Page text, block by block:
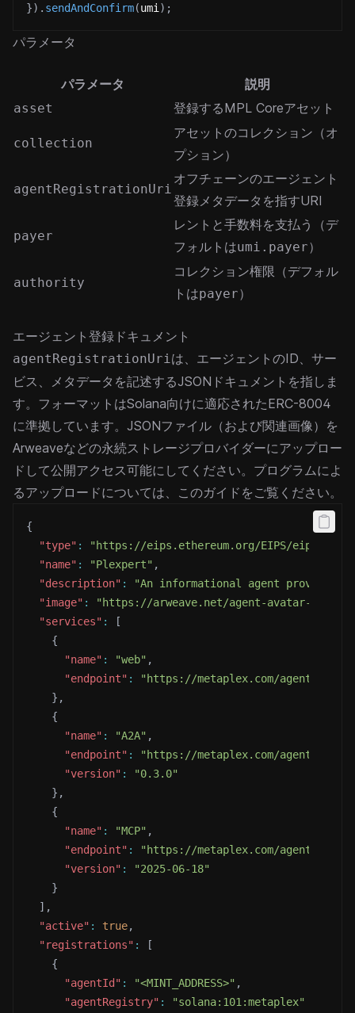
}) . sendAndConfirm(umi ) ;
パラメータ
パラメータ 説明
asset 登録するMPL Coreアセット
collection
アセットのコレクション（オ
プション）
agentRegistrationUri
オフチェーンのエージェント
登録メタデータを指すURI
payer
レントと手数料を支払う（デ
フォルトはumi.payer）
authority
コレクション権限（デフォル
トはpayer）
エージェント登録ドキュメント
agentRegistrationUriは、エージェントのID、サー
ビス、メタデータを記述するJSONドキュメントを指しま
す。フォーマットはSolana向けに適応されたERC-8004
に準拠しています。JSONファイル（および関連画像）を
Arweaveなどの永続ストレージプロバイダーにアップロー
ドして公開アクセス可能にしてください。プログラムによ
るアップロードについては、このガイド をご覧ください。
{
"type" :
"https://eips.ethereum.org/EIPS/eip-
"name" : "Plexpert" ,
"description" :
"An informational agent
"image" :
"https://arweave.net/agent-avatar-tx-
"services" :
[
{
"name" : "web" ,
"endpoint" :
"https://metaplex.com/agent/
} ,
{
"name" : "A2A" ,
"endpoint" :
"https://metaplex.com/agent/
"version" :
"0.3.0"
} ,
{
"name" : "MCP" ,
"endpoint" :
"https://metaplex.com/agent/
"version" :
"2025-06-18"
}
] ,
"active" : true,
"registrations" :
[
{
"agentId" : "<MINT_ADDRESS>" ,
"agentRegistry" : "solana:101:metaplex"